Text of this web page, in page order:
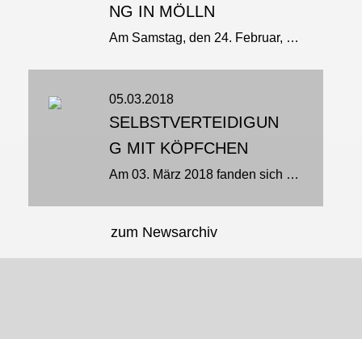
NG IN MÖLLN
Am Samstag, den 24. Februar, fand in Mölln ein Landesjugend- und Landestechniklehrgang statt. Referent für den Jugendlehrgang war Torsten Krause, 3. Dan Ju-Jutsu, 1. Dan Jiu-Jitsu…
05.03.2018
SELBSTVERTEIDIGUN
G MIT KÖPFCHEN
Am 03. März 2018 fanden sich knapp 20 Sportler und Sportlerin aus den unterschiedlichsten Kampfsportverbänden […] und SV-Kursen zu einem Landeslehrgang "Gefahrensituationen erkennen und vermeiden…
zum Newsarchiv
JU-JUTSU-SHOP